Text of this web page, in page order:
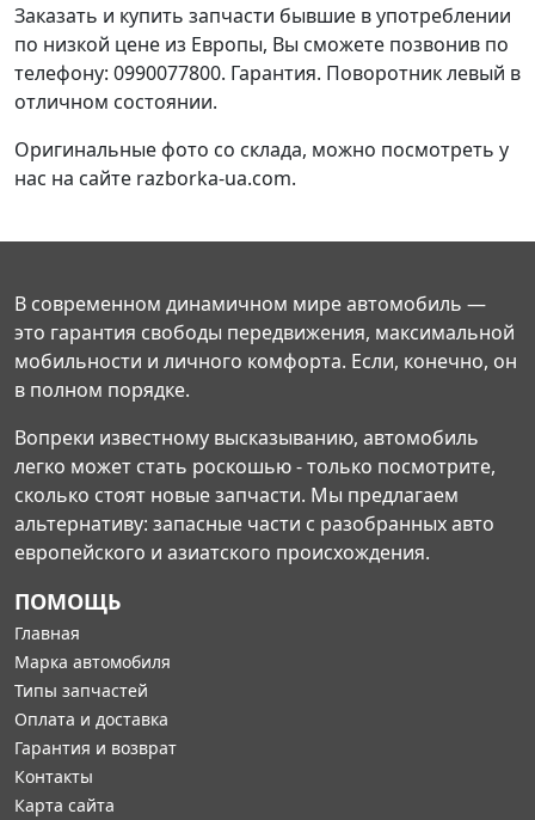
Заказать и купить запчасти бывшие в употреблении
по низкой цене из Европы, Вы сможете позвонив по
телефону: 0990077800. Гарантия. Поворотник левый в
отличном состоянии.
Оригинальные фото со склада, можно посмотреть у
нас на сайте razborka-ua.com.
В современном динамичном мире автомобиль —
это гарантия свободы передвижения, максимальной
мобильности и личного комфорта. Если, конечно, он
в полном порядке.
Вопреки известному высказыванию, автомобиль
легко может стать роскошью - только посмотрите,
сколько стоят новые запчасти. Мы предлагаем
альтернативу: запасные части с разобранных авто
европейского и азиатского происхождения.
ПОМОЩЬ
Главная
Марка автомобиля
Типы запчастей
Оплата и доставка
Гарантия и возврат
Контакты
Карта сайта